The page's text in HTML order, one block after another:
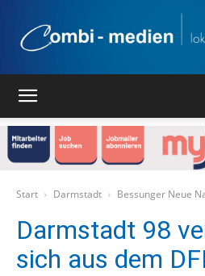
Start Darmstadt Bessunger Neue
Darmstadt 98
sich aus dem